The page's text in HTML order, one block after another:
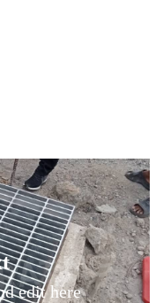
edit here
and edit here